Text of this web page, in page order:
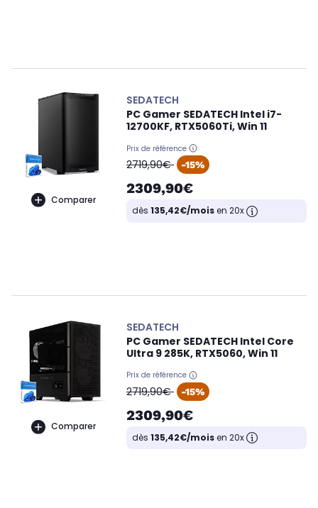
Comparer
SEDATECH
PC Gamer SEDATECH Intel i7-
12700KF, RTX5060Ti, Win 11
Prix de référence
oldPrice
2719,90€ -15%
2309,90€
dès 135,42€/moisen 20x
Comparer
SEDATECH
PC Gamer SEDATECH Intel Core
Ultra 9 285K, RTX5060, Win 11
Prix de référence
oldPrice
2719,90€ -15%
2309,90€
dès 135,42€/moisen 20x